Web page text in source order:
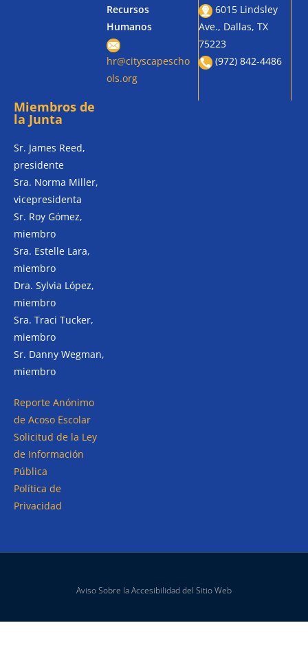
Recursos
Humanos
hr@cityscapescho
ols.org
6015 Lindsley
Ave., Dallas, TX
75223
(972) 842-4486
Miembros de
la Junta
Sr. James Reed,
presidente
Sra. Norma Miller,
vicepresidenta
Sr. Roy Gómez,
miembro
Sra. Estelle Lara,
miembro
Dra. Sylvia López,
miembro
Sra. Traci Tucker,
miembro
Sr. Danny Wegman,
miembro
Reporte Anónimo
de Acoso Escolar
Solicitud de la Ley
de Información
Pública
Política de
Privacidad
Aviso Sobre la Accesibilidad del Sitio Web